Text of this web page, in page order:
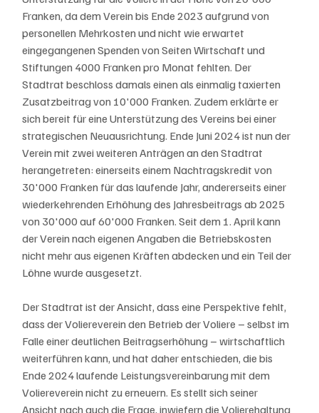
Franken, da dem Verein bis Ende 2023 aufgrund von
personellen Mehrkosten und nicht wie erwartet
eingegangenen Spenden von Seiten Wirtschaft und
Stiftungen 4000 Franken pro Monat fehlten. Der
Stadtrat beschloss damals einen als einmalig taxierten
Zusatzbeitrag von 10'000 Franken. Zudem erklärte er
sich bereit für eine Unterstützung des Vereins bei einer
strategischen Neuausrichtung. Ende Juni 2024 ist nun der
Verein mit zwei weiteren Anträgen an den Stadtrat
herangetreten: einerseits einem Nachtragskredit von
30'000 Franken für das laufende Jahr, andererseits einer
wiederkehrenden Erhöhung des Jahresbeitrags ab 2025
von 30'000 auf 60'000 Franken. Seit dem 1. April kann
der Verein nach eigenen Angaben die Betriebskosten
nicht mehr aus eigenen Kräften abdecken und ein Teil der
Löhne wurde ausgesetzt.
Der Stadtrat ist der Ansicht, dass eine Perspektive fehlt,
dass der Voliereverein den Betrieb der Voliere – selbst im
Falle einer deutlichen Beitragserhöhung – wirtschaftlich
weiterführen kann, und hat daher entschieden, die bis
Ende 2024 laufende Leistungsvereinbarung mit dem
Voliereverein nicht zu erneuern. Es stellt sich seiner
Ansicht nach auch die Frage, inwiefern die Volierehaltung